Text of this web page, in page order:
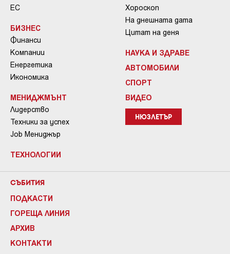
ЕС
БИЗНЕС
Финанси
Компании
Енергетика
Икономика
МЕНИДЖМЪНТ
Лидерство
Техники за успех
Job Мениджър
ТЕХНОЛОГИИ
Хороскоп
На днешната дата
Цитат на деня
НАУКА И ЗДРАВЕ
АВТОМОБИЛИ
СПОРТ
ВИДЕО
НЮЗЛЕТЪР
СЪБИТИЯ
ПОДКАСТИ
ГОРЕЩА ЛИНИЯ
АРХИВ
КОНТАКТИ